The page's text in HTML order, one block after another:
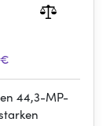
44,3-MP-